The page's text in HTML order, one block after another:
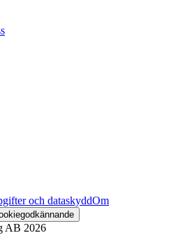
och dataskyddOm
AB 2026